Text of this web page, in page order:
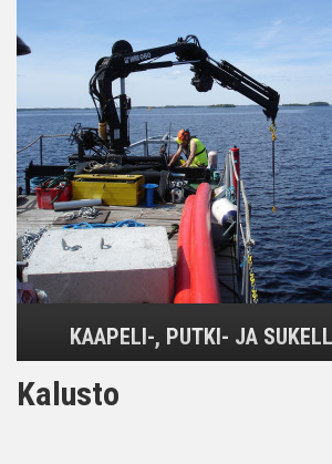
KAAPELI-, PUTKI- JA
Kalusto